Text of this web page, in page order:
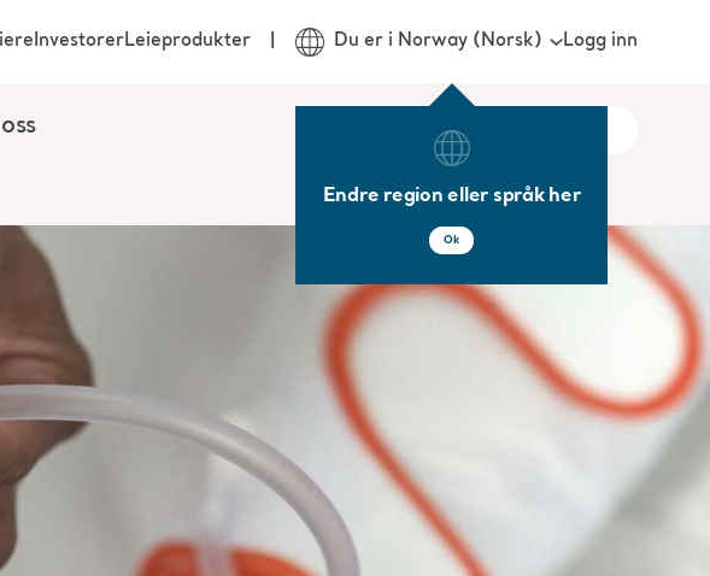
InvestorerLeieprodukter Du er i Norway (Norsk)
Endre region eller språk her
Ok
Logg inn